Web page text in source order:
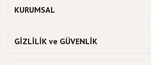
KURUMSAL
GİZLİLİK ve GÜVENLİK